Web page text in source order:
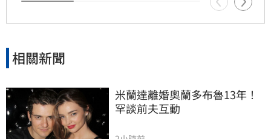
相關新聞
米蘭達離婚奧蘭多布魯13年！
罕談前夫互動